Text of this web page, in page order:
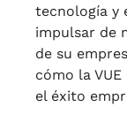
tecnología y
impulsar de
de su
cómo la
el éxito